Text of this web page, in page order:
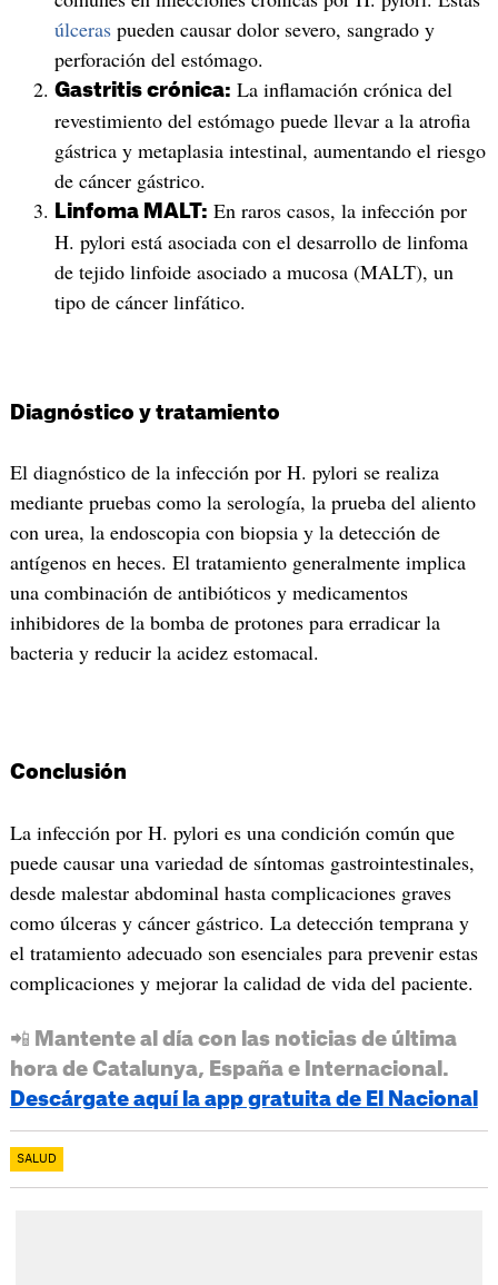
úlceraspueden causar dolor severo, sangrado y
perforación del estómago.
Gastritis crónica: La inflamación crónica del
revestimiento del estómago puede llevar a la atrofia
gástrica y metaplasia intestinal, aumentando el riesgo
de cáncer gástrico.
Linfoma MALT: En raros casos, la infección por
H. pylori está asociada con el desarrollo de linfoma
de tejido linfoide asociado a mucosa (MALT), un
tipo de cáncer linfático.
Diagnóstico y tratamiento
El diagnóstico de la infección por H. pylori se realiza
mediante pruebas como la serología, la prueba del aliento
con urea, la endoscopia con biopsia y la detección de
antígenos en heces. El tratamiento generalmente implica
una combinación de antibióticos y medicamentos
inhibidores de la bomba de protones para erradicar la
bacteria y reducir la acidez estomacal.
Conclusión
La infección por H. pylori es una condición común que
puede causar una variedad de síntomas gastrointestinales,
desde malestar abdominal hasta complicaciones graves
como úlceras y cáncer gástrico. La detección temprana y
el tratamiento adecuado son esenciales para prevenir estas
complicaciones y mejorar la calidad de vida del paciente.
📲 Mantente al día con las noticias de última
hora de Catalunya, España e Internacional.
Descárgate aquí la app gratuita de El Nacional
SALUD